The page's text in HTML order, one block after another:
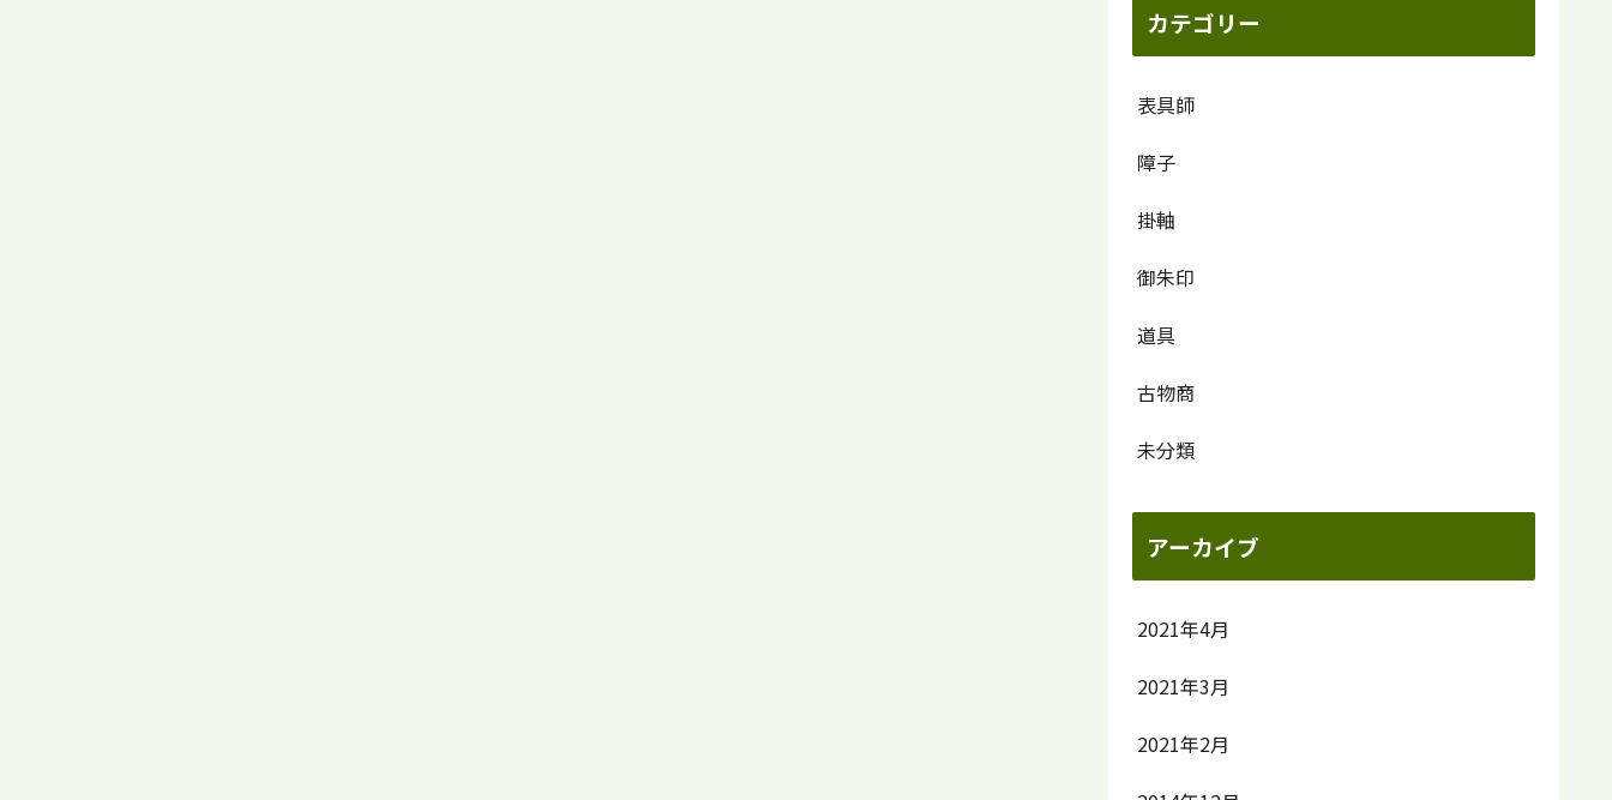
カテゴリー
表具師
障子
掛軸
御朱印
道具
古物商
未分類
アーカイブ
2021年4月
2021年3月
2021年2月